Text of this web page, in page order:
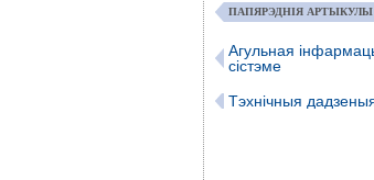
ПАПЯРЭДНІЯ АРТЫКУЛЫ
Агульная
сістэме
Тэхнічныя